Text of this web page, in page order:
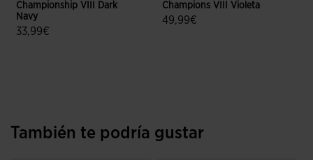
Championship VIII Dark
Navy
33,99€
Champions VIII Violeta
49,99€
También te podría gustar